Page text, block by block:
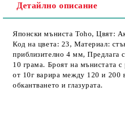
Детайлно описание
Японски мъниста Toho, Цвят:
Код на цвета: 23, Материал:
приблизително 4 мм, Предлага
10 грама. Броят на мънистата
от 10г варира между 120 и 200
обкантването и глазурата.